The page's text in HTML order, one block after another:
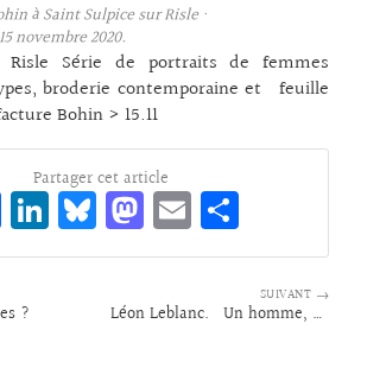
à Saint Sulpice sur Risle ·
novembre 2020.
Risle Série de portraits de femmes
broderie contemporaine et feuille
Bohin > 15.11
Partager cet article
Fa
ce
o
Li
n
Bl
ue
y
M
as
d
E
m
l
rt
ag
er
?
SUIVANT →
Léon Leblanc. Un homme, un siècle